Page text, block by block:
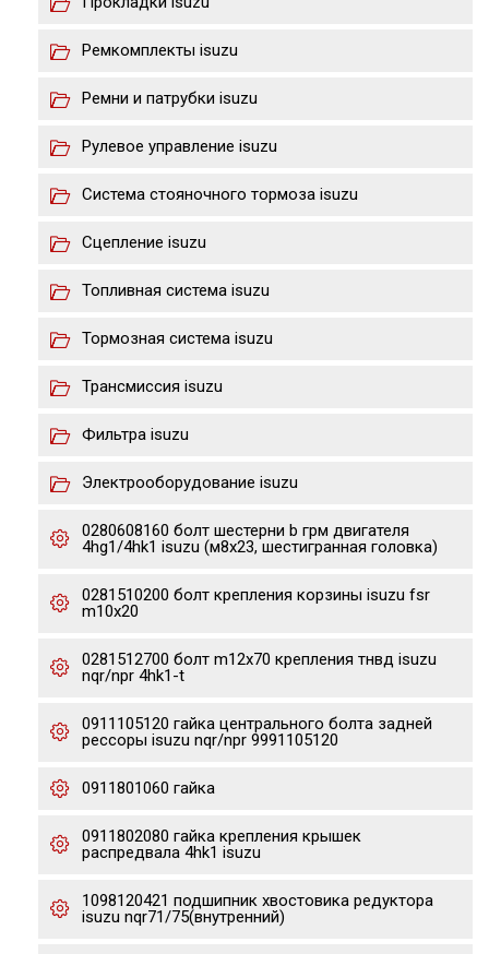
Ремкомплекты isuzu
Ремни и патрубки isuzu
Рулевое управление isuzu
Система стояночного тормоза isuzu
Сцепление isuzu
Топливная система isuzu
Тормозная система isuzu
Трансмиссия isuzu
Фильтра isuzu
Электрооборудование isuzu
0280608160 болт шестерни b грм двигателя
4hg1/4hk1 isuzu (м8х23, шестигранная головка)
0281510200 болт крепления корзины isuzu fsr
m10x20
0281512700 болт m12x70 крепления тнвд isuzu
nqr/npr 4hk1-t
0911105120 гайка центрального болта задней
рессоры isuzu nqr/npr 9991105120
0911801060 гайка
0911802080 гайка крепления крышек
распредвала 4hk1 isuzu
1098120421 подшипник хвостовика редуктора
isuzu nqr71/75(внутренний)